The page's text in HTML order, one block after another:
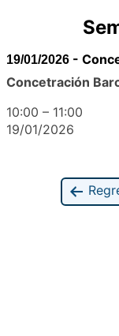
19/01/2026 -
Concetración
10:00 – 11:00
19/01/2026